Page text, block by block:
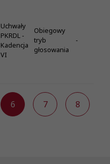
Uchwały
PKRDL -
Kadencja
VI
Obiegowy
tryb
głosowania
-
6 7 8